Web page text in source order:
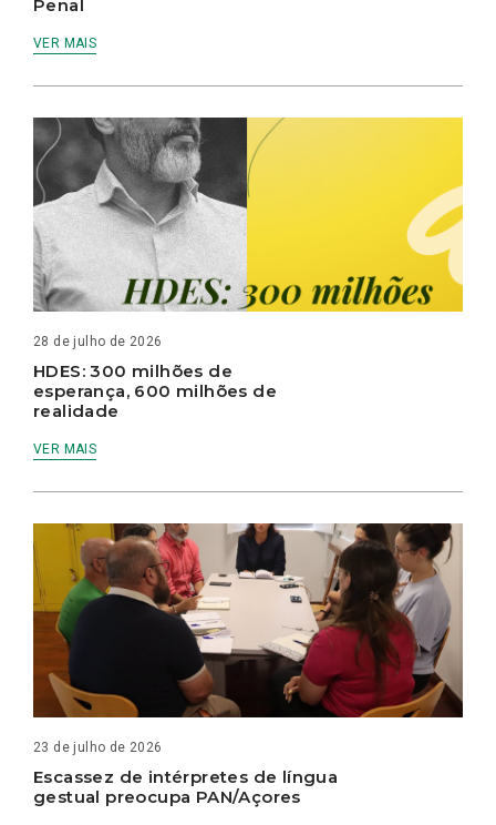
Penal
VER MAIS
28 de julho de 2026
HDES: 300 milhões de
esperança, 600 milhões de
realidade
VER MAIS
23 de julho de 2026
Escassez de intérpretes de língua
gestual preocupa PAN/Açores